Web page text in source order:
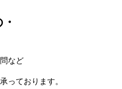
・
など
っております。